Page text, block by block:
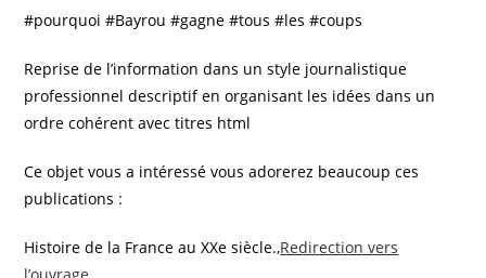
#pourquoi #Bayrou #gagne #tous #les #coups
Reprise de l’information dans un style journalistique
professionnel descriptif en organisant les idées dans un
ordre cohérent avec titres html
Ce objet vous a intéressé vous adorerez beaucoup ces
publications :
Histoire de la France au XXe siècle.,Redirection vers
l’ouvrage